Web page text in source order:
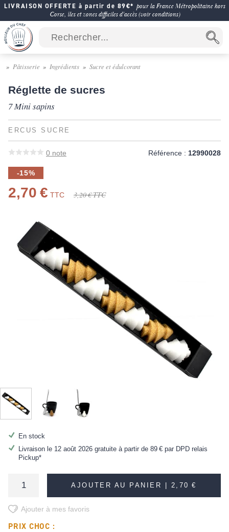
LIVRAISON OFFERTE à partir de 89€* pour la France Métropolitaine hors
Corse, îles et zones difficiles d'accès (voir conditions)
Pâtisserie Ingrédients Sucre et édulcorant
Réglette de sucres
7 Mini sapins
ERCUS SUCRE
0 note Référence : 12990028
-15%
2,70 € TTC 3,20 €TTC
En stock
Livraison le 12 août 2026 gratuite à partir de 89 €par DPD relais
Pickup*
AJOUTER AU PANIER | 2,70 €
Ajouter à mes favoris
PRIX CHOC :